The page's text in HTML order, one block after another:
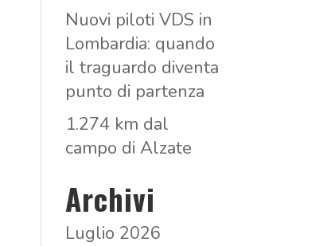
Nuovi piloti VDS in
Lombardia: quando
il traguardo diventa
punto di partenza
1.274 km dal
campo di Alzate
Archivi
Luglio 2026